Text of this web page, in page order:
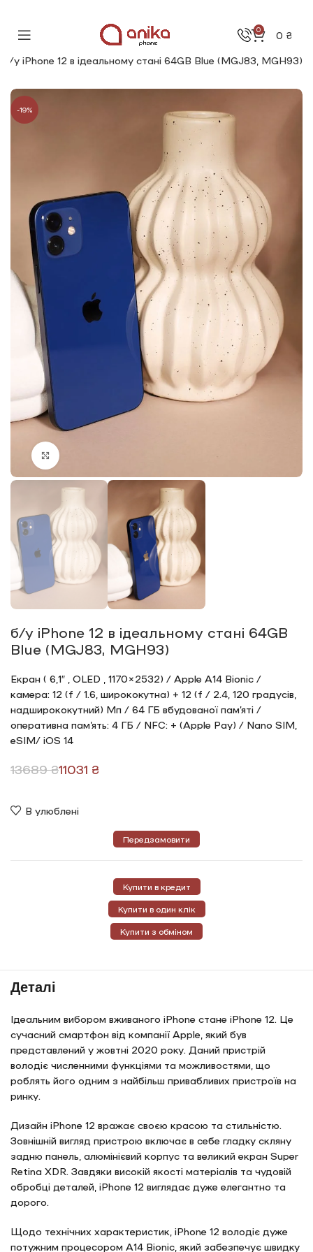
0 0 ₴
б/у iPhone 12 в ідеальному стані 64GB Blue (MGJ83, MGH93)
-19%
б/у iPhone 12 в ідеальному стані 64GB
Blue (MGJ83, MGH93)
Екран ( 6,1″ , OLED , 1170×2532) / Apple A14 Bionic /
камера: 12 (f / 1.6, ширококутна) + 12 (f / 2.4, 120 градусів,
надширококутний) Мп / 64 ГБ вбудованої пам’яті /
оперативна пам’ять: 4 ГБ / NFC: + (Apple Pay) / Nano SIM,
eSIM/ iOS 14
13689₴11031 ₴
В улюблені
Передзамовити
Купити в кредит
Купити в один клік
Купити з обміном
Деталі
Ідеальним вибором вживаного iPhone стане iPhone 12. Це
сучасний смартфон від компанії Apple, який був
представлений у жовтні 2020 року. Даний пристрій
володіє численними функціями та можливостями, що
роблять його одним з найбільш привабливих пристроїв на
ринку.
Дизайн iPhone 12 вражає своєю красою та стильністю.
Зовнішній вигляд пристрою включає в себе гладку скляну
задню панель, алюмінієвий корпус та великий екран Super
Retina XDR. Завдяки високій якості матеріалів та чудовій
обробці деталей, iPhone 12 виглядає дуже елегантно та
дорого.
Щодо технічних характеристик, iPhone 12 володіє дуже
потужним процесором A14 Bionic, який забезпечує швидку